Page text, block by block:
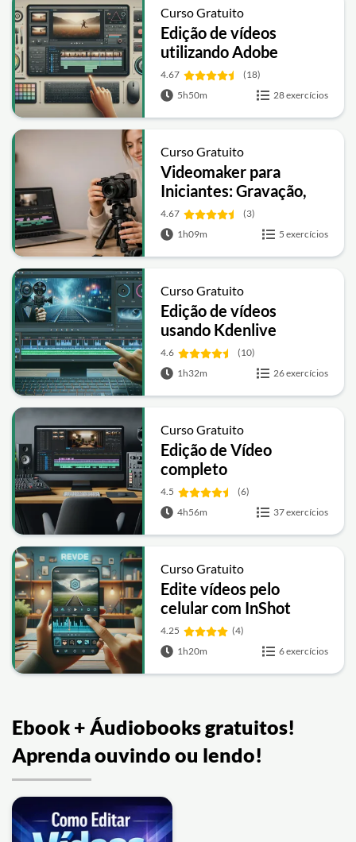
Curso Gratuito
Edição de vídeos
utilizando Adobe
Premiere
4.67
(18)
5h50m
28 exercícios
Curso Gratuito
Videomaker para
Iniciantes: Gravação,
Edição e Como
Encontrar Clientes
4.67
(3)
1h09m
5 exercícios
Curso Gratuito
Edição de vídeos
usando Kdenlive
4.6
(10)
1h32m
26 exercícios
Curso Gratuito
Edição de Vídeo
completo
4.5
(6)
4h56m
37 exercícios
Curso Gratuito
Edite vídeos pelo
celular com InShot
4.25
(4)
1h20m
6 exercícios
Ebook + Áudiobooks gratuitos!
Aprenda ouvindo ou lendo!